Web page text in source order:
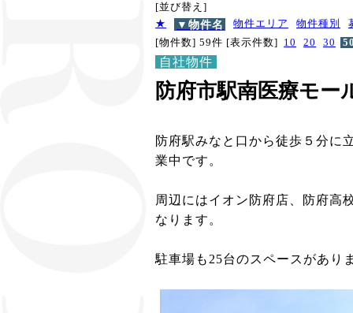
[並び替え]
★
▼物件名 物件エリア 物件種別
[物件数] 59件 [表示件数] 10 20 30
自社物件
防府市駅南医療モー
防府駅みなと口から徒歩５分に
業中です。
周辺にはイオン防府店、防府高
なります。
駐車場も25台のスペースがあり